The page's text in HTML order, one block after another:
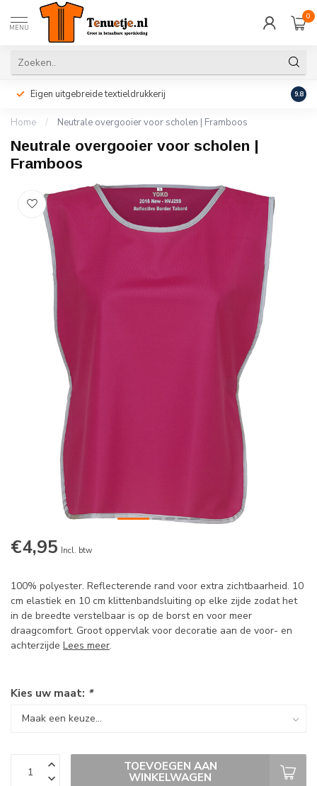
MENU
0
Eigen uitgebreide textieldrukkerij 9.8
Home / Neutrale overgooier voor scholen | Framboos
Neutrale overgooier voor scholen |
Framboos
€4,95 Incl. btw
100% polyester. Reflecterende rand voor extra zichtbaarheid. 10
cm elastiek en 10 cm klittenbandsluiting op elke zijde zodat het
in de breedte verstelbaar is op de borst en voor meer
draagcomfort. Groot oppervlak voor decoratie aan de voor- en
achterzijde Lees meer.
Kies uw maat: *
TOEVOEGEN AAN
WINKELWAGEN